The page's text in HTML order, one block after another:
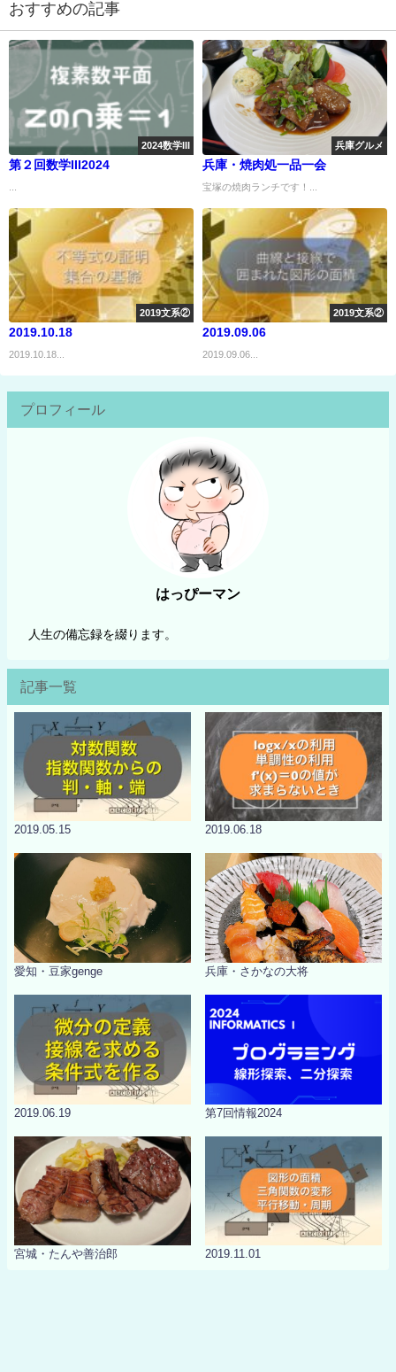
おすすめの記事
2024数学III
第２回数学III2024
兵庫グルメ
兵庫・焼肉処一品一会
宝塚の焼肉ランチです！...
2019文系②
2019.10.18
2019.10.18...
2019文系②
2019.09.06
2019.09.06...
プロフィール
はっぴーマン
人生の備忘録を綴ります。
記事一覧
2019.05.15 2019.06.18
愛知・豆家genge 兵庫・さかなの大将
2019.06.19 第7回情報2024
宮城・たんや善治郎 2019.11.01